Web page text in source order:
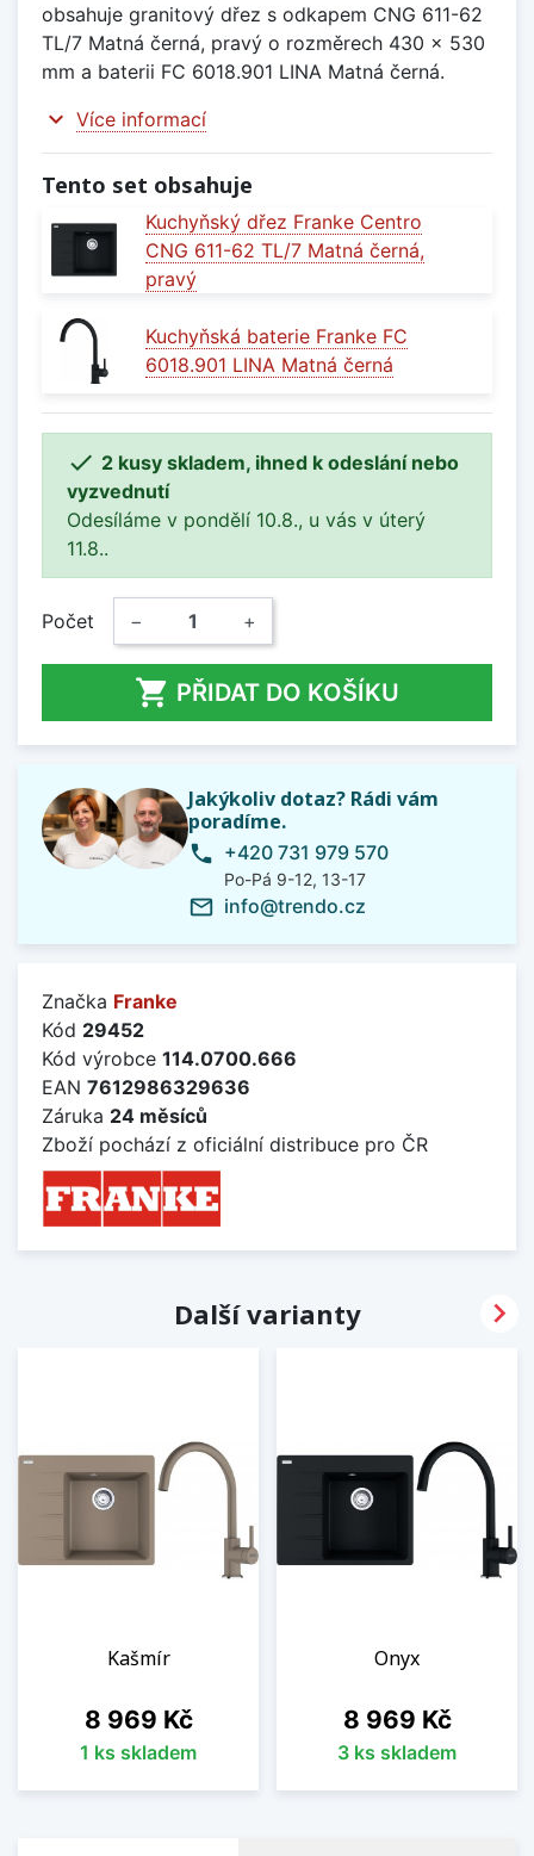
obsahuje granitový dřez s odkapem CNG 611-62
TL/7 Matná černá, pravý o rozměrech 430 x 530
mm a baterii FC 6018.901 LINA Matná černá.
expand_more Více informací
Tento set obsahuje
Kuchyňský dřez Franke Centro
CNG 611-62 TL/7 Matná černá,
pravý
Kuchyňská baterie Franke FC
6018.901 LINA Matná černá
 2 kusy skladem, ihned k odeslání nebo
vyzvednutí
Odesíláme v pondělí 10.8., u vás v úterý
11.8..
Počet − +
 PŘIDAT DO KOŠÍKU
Jakýkoliv dotaz? Rádi vám
poradíme.
phone +420 731 979 570
Po-Pá 9-12, 13-17
mail_outline info@trendo.cz
Značka Franke
Kód 29452
Kód výrobce 114.0700.666
EAN 7612986329636
Záruka 24 měsíců
Zboží pochází z oficiální distribuce pro ČR
Další varianty
Kašmír
Cena
8 969 Kč
1 ks skladem
Onyx
Cena
8 969 Kč
3 ks skladem
